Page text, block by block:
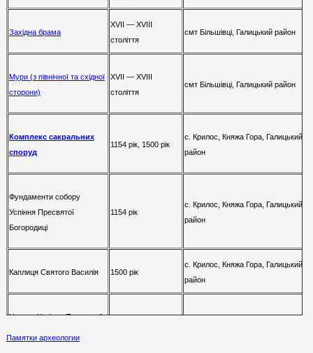
Західна брама
ХVII — ХVIII
століття
смт Більшівці, Галицький район
Мури (з північної та східної
сторони)
ХVII — ХVIII
століття
смт Більшівці, Галицький район
Комплекс сакральних
споруд
1154 рік, 1500 рік
с. Крилос, Княжа Гора, Галицький
район
Фундаменти собору
Успіння Пресвятої
Богородиці
1154 рік
с. Крилос, Княжа Гора, Галицький
район
Каплиця Святого Василія 1500 рік
с. Крилос, Княжа Гора, Галицький
район
Церква Успіння Пресвятої
перша половина
Памятки археологии